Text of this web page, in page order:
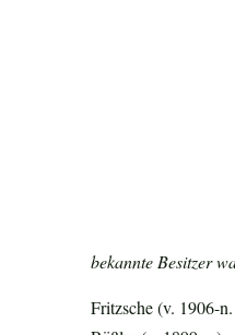
bekannte Besitzer
Fritzsche (v. 1906-